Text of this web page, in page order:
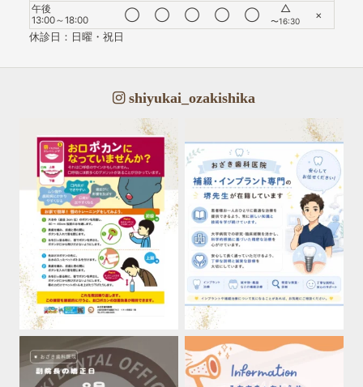
午後
13:00～18:00
◯ ◯ ◯ ◯ ◯ △
〜16:30
×
休診日：日曜・祝日
shiyukai_ozakishika